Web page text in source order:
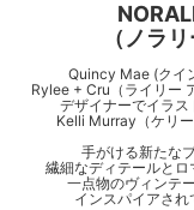
（ノラリ
Quincy Mae (クイ
Rylee + Cru（ライリー
デザイナーでイラス
Kelli Murray（ケリ
手がける新たな
繊細なディテールとロ
一点物のヴィンテ
インスパイアされ